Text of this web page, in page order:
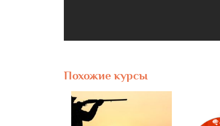
Похожие курсы